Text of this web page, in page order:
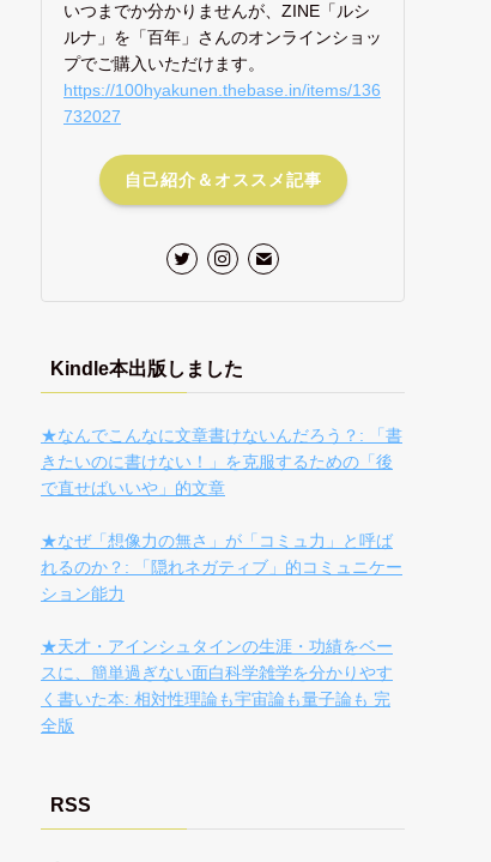
いつまでか分かりませんが、ZINE「ルシ
ルナ」を「百年」さんのオンラインショッ
プでご購入いただけます。
https://100hyakunen.thebase.in/items/136
732027
自己紹介＆オススメ記事
Kindle本出版しました
★なんでこんなに文章書けないんだろう？: 「書
きたいのに書けない！」を克服するための「後
で直せばいいや」的文章
★なぜ「想像力の無さ」が「コミュ力」と呼ば
れるのか？: 「隠れネガティブ」的コミュニケー
ション能力
★天才・アインシュタインの生涯・功績をベー
スに、簡単過ぎない面白科学雑学を分かりやす
く書いた本: 相対性理論も宇宙論も量子論も 完
全版
RSS